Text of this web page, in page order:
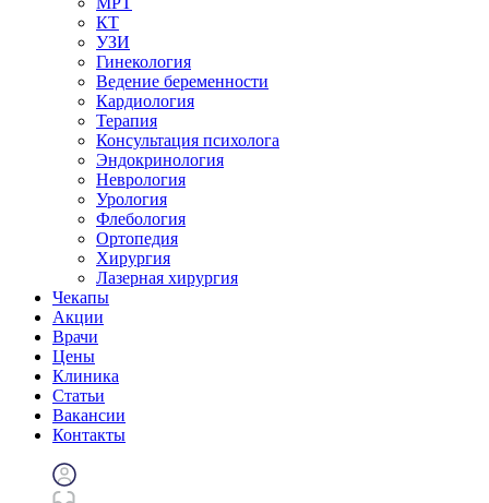
КТ
УЗИ
Гинекология
Ведение беременности
Кардиология
Терапия
Консультация психолога
Эндокринология
Неврология
Урология
Флебология
Ортопедия
Хирургия
Лазерная хирургия
Чекапы
Акции
Врачи
Цены
Клиника
Статьи
Вакансии
Контакты